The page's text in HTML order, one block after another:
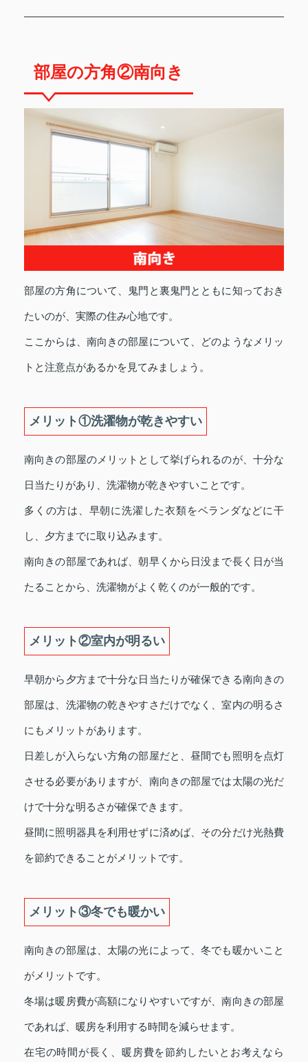
部屋の方角②南向き
部屋の方角について、鬼門と裏鬼門とともに知っておき
たいのが、実際の住み心地です。
ここからは、南向きの部屋について、どのようなメリッ
トと注意点があるかを見てみましょう。
メリット①洗濯物が乾きやすい
南向きの部屋のメリットとして挙げられるのが、十分な
日当たりがあり、洗濯物が乾きやすいことです。
多くの方は、早朝に洗濯した衣類をベランダなどに干
し、夕方までに取り込みます。
南向きの部屋であれば、朝早くから日没まで長く日が当
たることから、洗濯物がよく乾くのが一般的です。
メリット②室内が明るい
早朝から夕方まで十分な日当たりが確保できる南向きの
部屋は、洗濯物の乾きやすさだけでなく、室内の明るさ
にもメリットがあります。
日差しが入らない方角の部屋だと、昼間でも照明を点灯
させる必要がありますが、南向きの部屋では太陽の光だ
けで十分な明るさが確保できます。
昼間に照明器具を利用せずに済めば、その分だけ光熱費
を節約できることがメリットです。
メリット③冬でも暖かい
南向きの部屋は、太陽の光によって、冬でも暖かいこと
がメリットです。
冬場は暖房費が高額になりやすいですが、南向きの部屋
であれば、暖房を利用する時間を減らせます。
在宅の時間が長く、暖房費を節約したいとお考えなら